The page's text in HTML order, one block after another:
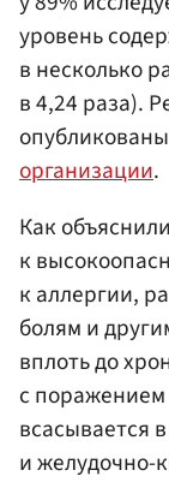
уровень
в несколько
в 4,24 раза).
организации.
Как
к
к аллергии,
болям и
вплоть до
с
всасывается
и желудочно-